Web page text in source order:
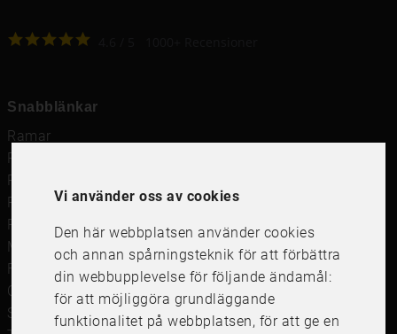
Vi använder oss av cookies
Den här webbplatsen använder cookies
och annan spårningsteknik för att förbättra
din webbupplevelse för följande ändamål:
för att möjliggöra grundläggande
funktionalitet på webbplatsen, för att ge en
Snabblänkar
Ramar
Ramar till Samsung The Frame
Ramverkstad & inramning
Passepartout
Posters
Måttbeställd passepartout
Framkalla bilder
Canvastavla
Studentskylt och studentplakat